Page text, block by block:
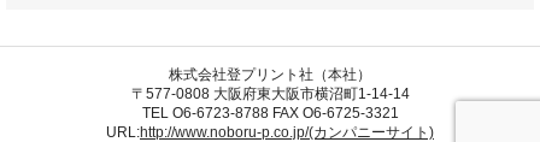
株式会社登プリント社（本社）
〒577-0808 大阪府東大阪市横沼町1-14-14
TEL O6-6723-8788 FAX O6-6725-3321
URL:http://www.noboru-p.co.jp/(カンパニーサイト)